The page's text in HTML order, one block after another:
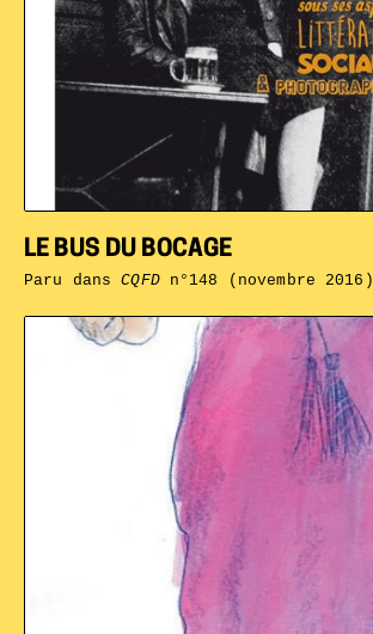
LE BUS DU BOCAGE
Paru dansCQFDn°148 (novembre 2016)